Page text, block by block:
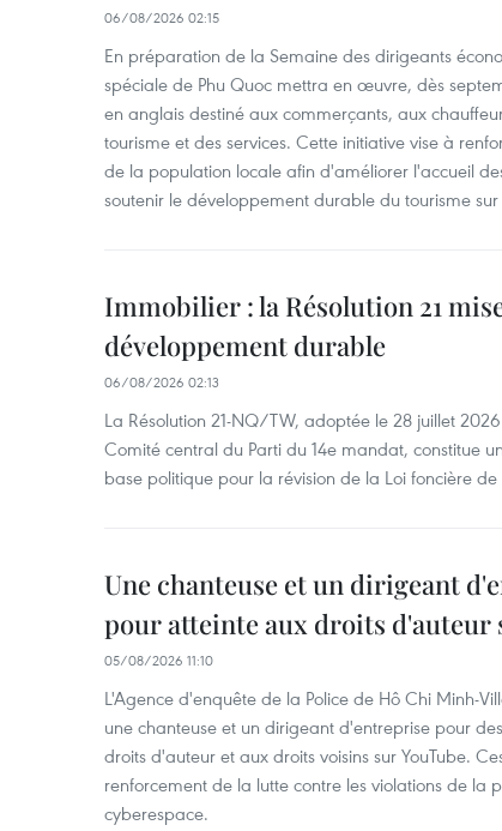
06/08/2026 02:15
En préparation de la Semaine des dirigeants
spéciale de Phu Quoc mettra en œuvre, dès
en anglais destiné aux commerçants, aux
tourisme et des services. Cette initiative vise à
de la population locale afin d'améliorer l'accueil
soutenir le développement durable du tourisme sur
Immobilier : la Résolution 21
développement durable
06/08/2026 02:13
La Résolution 21-NQ/TW, adoptée le 28 juillet
Comité central du Parti du 14e mandat, constitue
base politique pour la révision de la Loi foncière
Une chanteuse et un dirigeant
pour atteinte aux droits d'auteur
05/08/2026 11:10
L'Agence d'enquête de la Police de Hô Chi Minh-
une chanteuse et un dirigeant d'entreprise pour
droits d'auteur et aux droits voisins sur YouTube.
renforcement de la lutte contre les violations de la
cyberespace.